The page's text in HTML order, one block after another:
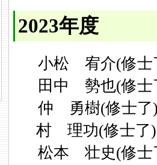
2023年度
小松 宥介(修士
田中 勢也(修士
仲 勇樹(修士了
村 理功(修士了)
松本 壮史(修士